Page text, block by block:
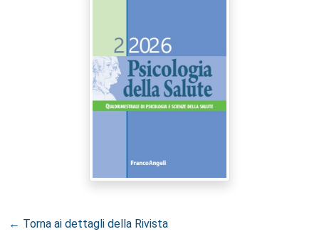
← Torna ai dettagli della Rivista